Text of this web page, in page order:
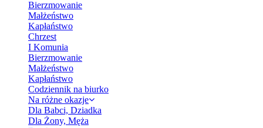
Bierzmowanie
Małżeństwo
Kapłaństwo
Chrzest
I Komunia
Bierzmowanie
Małżeństwo
Kapłaństwo
Codziennik na biurko
Na różne okazje
Dla Babci, Dziadka
Dla Żony, Męża